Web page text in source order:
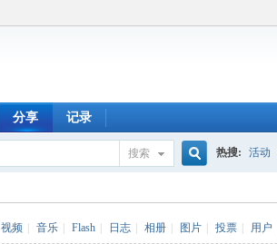
分享 记录
搜索 热搜: 活动
视频 音乐 Flash 日志 相册 图片 投票 用户